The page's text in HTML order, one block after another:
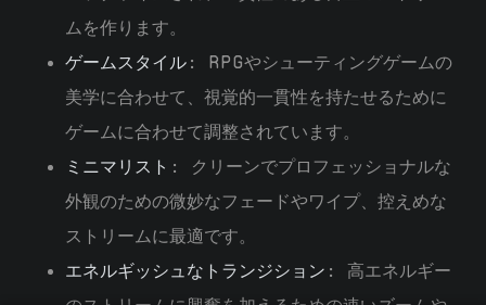
ムを作ります。
ゲームスタイル : RPGやシューティングゲームの
美学に合わせて、視覚的一貫性を持たせるために
ゲームに合わせて調整されています。
ミニマリスト : クリーンでプロフェッショナルな
外観のための微妙なフェードやワイプ、控えめな
ストリームに最適です。
エネルギッシュなトランジション : 高エネルギー